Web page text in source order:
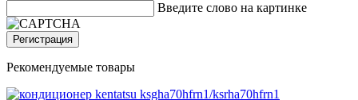
Введите слово на картинке
Регистрация
Рекомендуемые товары